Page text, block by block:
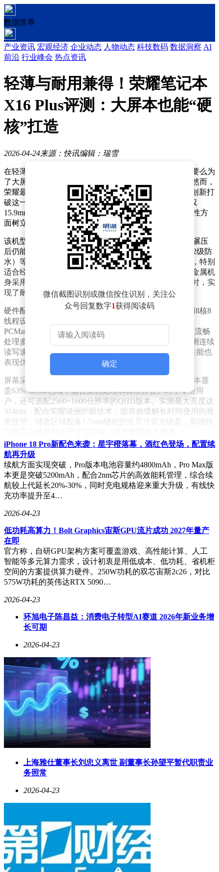
数据世界
产业资讯 宏观经济 企业动态 人物动态 科技数码 数据洞察 AI
前沿 行业峰会 热点资讯
轻薄与耐用兼得！荣耀笔记本
X16 Plus评测：大屏本也能“硬
核”扛造
2026-04-24来源：快讯编辑：瑞雪
在轻薄本市场中，16英寸机型始终面临一个两难选择：要么为
了大屏体验牺牲便携性，要么为了轻便妥协屏幕尺寸。然而，
荣耀最新推出的笔记本X16 Plus 2026款，试图通过技术创新打
破这一困局。这款产品不仅将重量控制在1.66kg，厚度仅
15.9mm，更凭借全球首个SGS卓越可靠性认证，在耐用性方
面树立了新标杆。
该机型通过多项严苛测试获得SGS认证，包括1.2吨汽车碾压
后仍能正常运行、键盘区域可承受500ml液体泼溅（IPX2级防
水）等。实验室数据显示，其结构强度远超同价位竞品，特别
适合经常在咖啡厅、图书馆等场景移动办公的用户。全金属机
身采用阳极氧化工艺，在保证16英寸大屏视觉体验的同时，实
现了耐磨抗指纹的实用特性。
硬件配置方面，搭载英特尔酷睿Ultra 5 325处理器，采用8核8
线程设计，最高睿频达4.5GHz。配合52W性能释放，在
PCMark10现代办公测试中取得5142分的综合成绩，能够流畅
处理多任务办公场景。存储方案提供1TB SSD选项，实测连续
读写速度分别达到5786MB/s和5324MB/s，4K随机读写性能也
表现优异。
屏幕采用16:10比例的雾面IPS面板，1920×1200分辨率版本覆
盖63% sRGB色域，适合文档处理和日常办公。对于专业用
户，还可选配2560×1600分辨率的QHD版本。实测最大亮度达
314nits，配合荣耀绿洲护眼技术，能有效缓解长时间使用的视
觉疲劳。键盘区域配备1.5mm键程的全尺寸背光键盘，新增独
续航能力是该机型的一大亮点。80Wh大容量电池在PCMark10
测试中取得19小时43分钟的续航成绩，配合65W USB-C快充
头，30分钟可充入约40%电量。更值得关注的是其反向充电功
能，支持为手机、平板等设备应急补电，出差时只需携带一个
充电器即可满足多设备需求。
在智能化体验方面，全新升级的YOYO智能体突破传统语音助
截图取词、AI翻译、文档总结等实用功能。特别设计的"用机
专家"模块，能够自动诊断系统故障，提供蓝屏修复、驱动更
新等一键解决方案，大幅降低用户维护成本。
接口配置保持实用主义，左侧配备HDMI 2.0、两个全功能
USB-C 3.2 Gen2接口，右侧设有两个USB-A 3.2 Gen1接口和
了机身厚度增加。触控板面积达124mm×80mm，支持精准手
这款产品的出现，重新定义了16英寸轻薄本的市场标准。它证
智能优化实现耐用性提升。对于需要兼顾视觉体验和移动办公
的用户，荣耀X16 Plus提供了一个无需妥协的新选择。
微信截图识别或微信按住识别，关注公
众号回复数字1获得阅读码
确定
iPhone 18 Pro新配色来袭：星宇橙落幕，酒红色登场，配置续
航再升级
续航方面实现突破，Pro版本电池容量约4800mAh，Pro Max版
本更是突破5200mAh，配合2nm芯片的高效能耗管理，综合续
航较上代延长20%-30%，同时充电规格迎来重大升级，有线快
充功率提升至4…
2026-04-23
低功耗高算力！Bolt Graphics宙斯GPU流片成功 2027年量产
在即
官方称，自研GPU架构方案可覆盖游戏、高性能计算、人工
智能等多元算力需求，设计初衷是用低成本、低功耗、省机柜
空间的方案提供算力硬件。250W功耗的双芯宙斯2c26，对比
575W功耗的英伟达RTX 5090…
2026-04-23
环旭电子陈昌益：消费电子转型AI赛道 2026年新业务增
长可期
2026-04-23
上海雅仕董事长刘忠义离世 副董事长孙望平暂代职责业
务照常
2026-04-23